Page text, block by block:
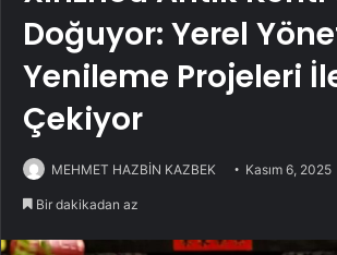
Doğuyor: Yerel
Yenileme Projeleri
Çekiyor
MEHMET HAZBİN KAZBEK Kasım 6, 2025
Bir dakikadan az